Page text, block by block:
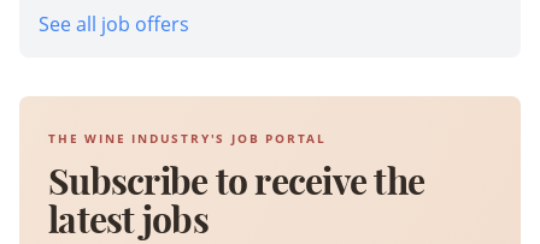
See all job offers
THE WINE INDUSTRY'S JOB PORTAL
Subscribe to receive the
latest jobs